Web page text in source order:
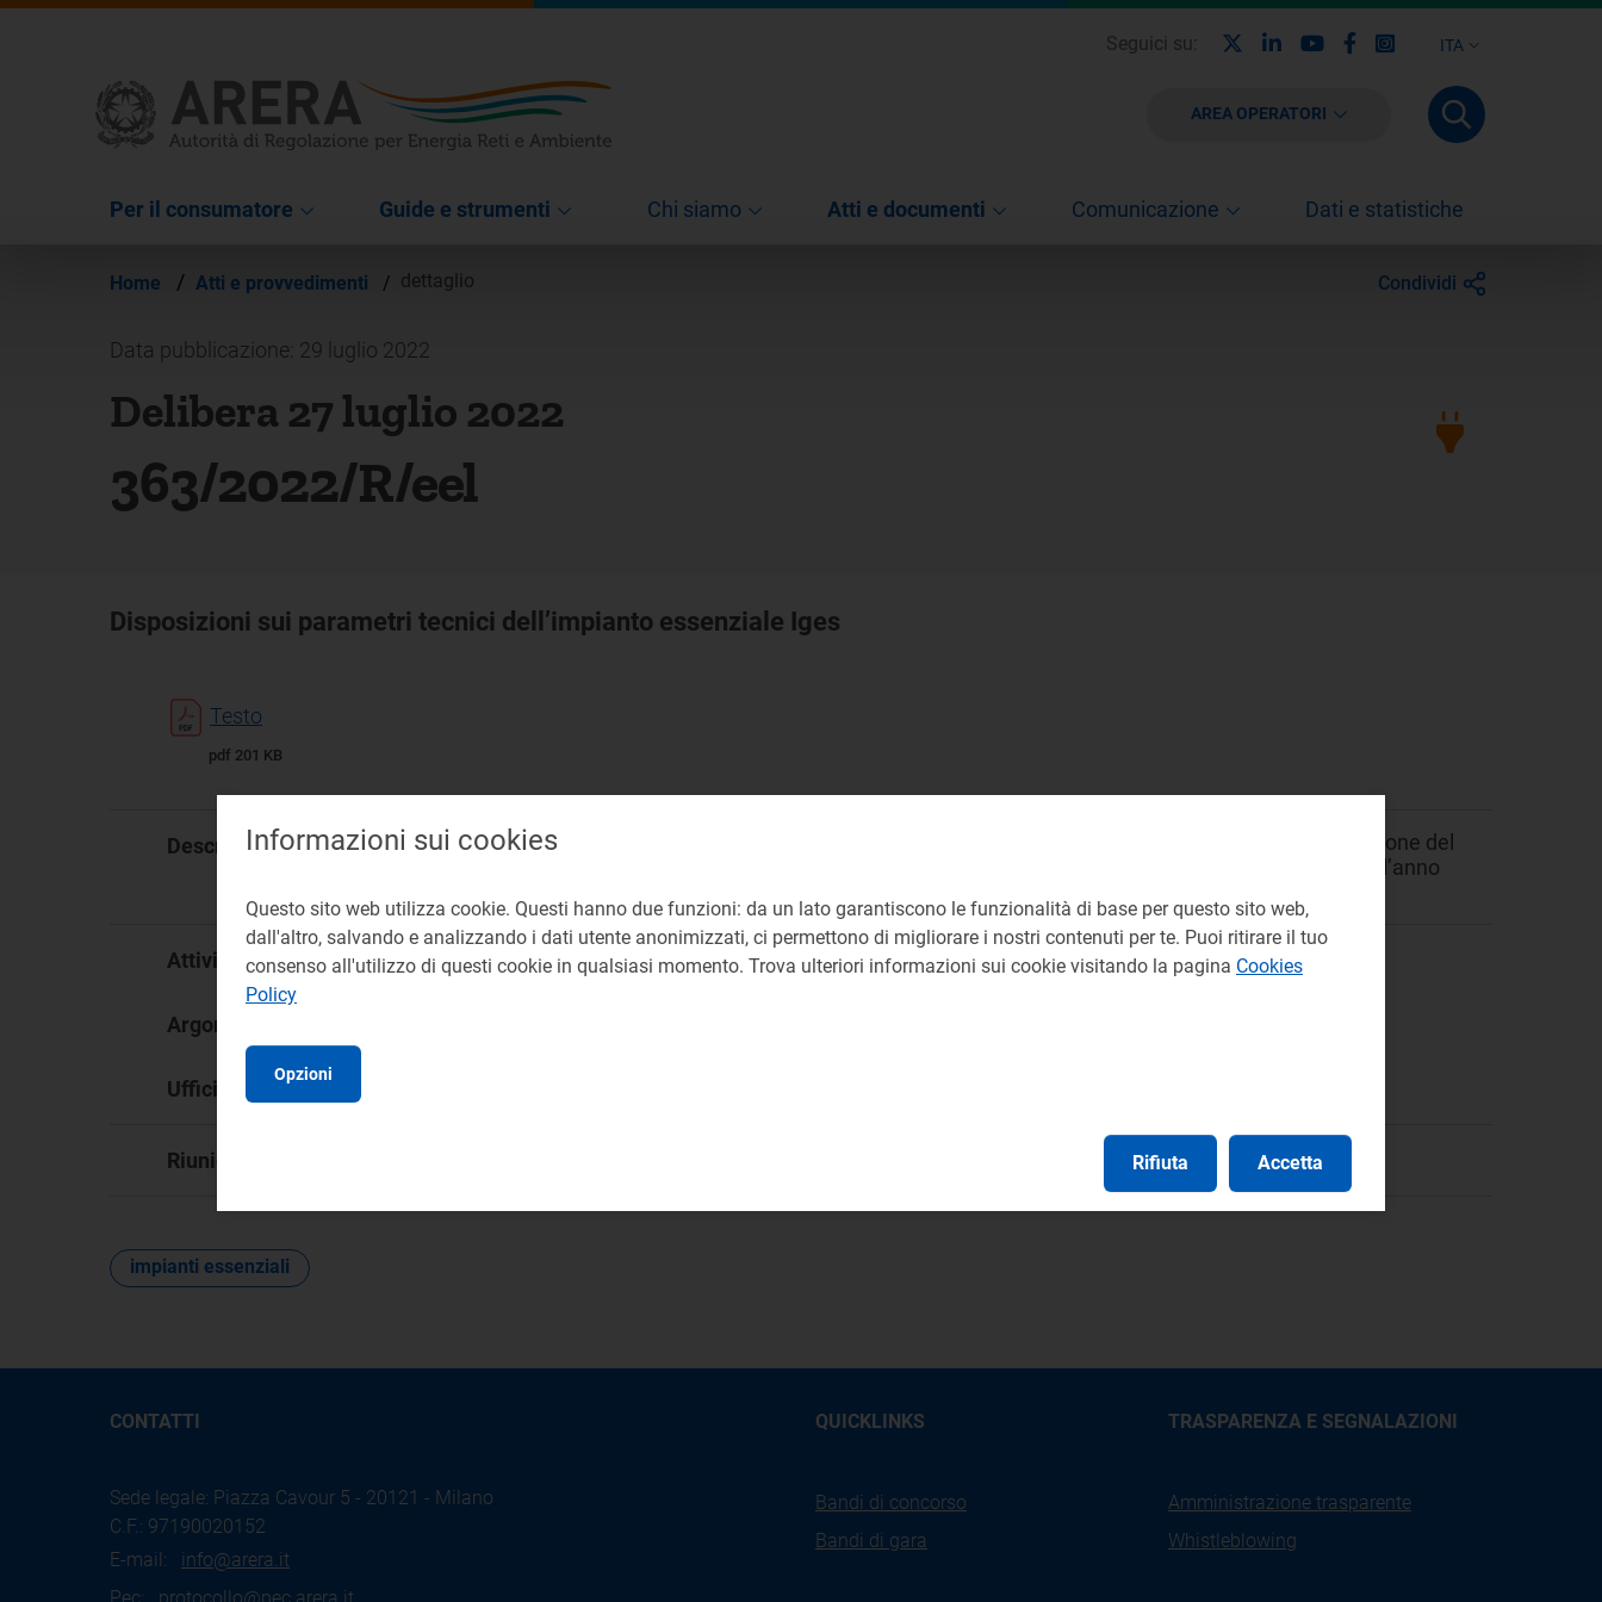
ITA
Seguici su: LinkedinYoutubeFacebook
Instagram
AREA OPERATORI
Per il consumatore Guide e strumenti Chi siamo Atti e documenti Comunicazione Dati e statistiche
Home / Atti e provvedimenti / dettaglio Condividi
Data pubblicazione: 29 luglio 2022
Delibera 27 luglio 2022
363/2022/R/eel
Disposizioni sui parametri tecnici dell’impianto essenziale Iges
Testo
pdf 201 KB
Descrizione:
Il presente provvedimento è finalizzato ad apportare alcune modifiche ai criteri di determinazione del
costo variabile riconosciuto di una delle unità di produzione dell’impianto essenziale Iges, per l’anno
Attività: Dispacciamento
Argomento:
Ufficio responsabile:
Riunione:
impianti essenziali
CONTATTI
Sede legale: Piazza Cavour 5 - 20121 - Milano
C.F.: 97190020152
E-mail: info@arera.it
Pec: protocollo@pec.arera.it
QUICKLINKS
Bandi di concorso
Bandi di gara
TRASPARENZA E SEGNALAZIONI
Amministrazione trasparente
Whistleblowing
Informazioni sui cookies
Questo sito web utilizza cookie. Questi hanno due funzioni: da un lato garantiscono le funzionalità di base per questo sito web,
dall'altro, salvando e analizzando i dati utente anonimizzati, ci permettono di migliorare i nostri contenuti per te. Puoi ritirare il tuo
consenso all'utilizzo di questi cookie in qualsiasi momento. Trova ulteriori informazioni sui cookie visitando la pagina Cookies
Policy
Opzioni
Rifiuta Accetta